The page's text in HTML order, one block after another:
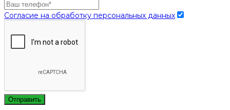
Согласие на обработку персональных данных
Отправить